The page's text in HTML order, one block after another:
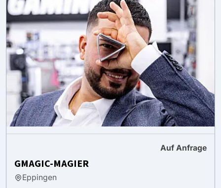
Auf Anfrage
GMAGIC-MAGIER
Eppingen